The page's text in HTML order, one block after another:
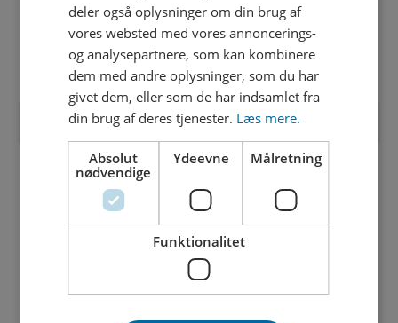
BOLIGENHEDER
12 parcelhusgrunde
OPDATERINGER
2026
Parkeringsmuligheder, når vi graver ved
din ejendom
deler også oplysninger om din brug af
vores websted med vores annoncerings-
og analysepartnere, som kan kombinere
dem med andre oplysninger, som du har
givet dem, eller som de har indsamlet fra
din brug af deres tjenester. Læs mere.
Absolut
nødvendige
Ydeevne Målretning
Funktionalitet